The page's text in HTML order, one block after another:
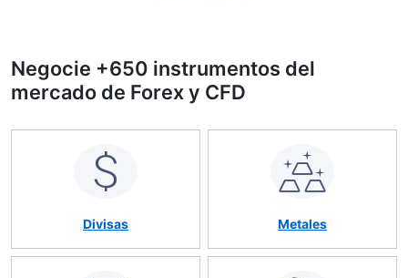
Negocie +650 instrumentos del
mercado de Forex y CFD
Divisas Metales